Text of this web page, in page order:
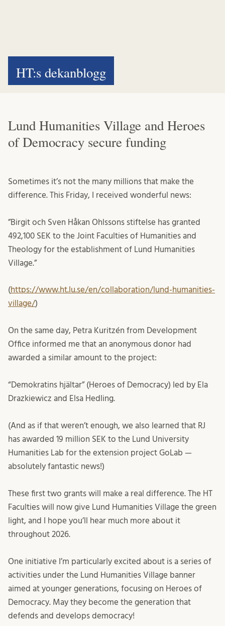
HT:s dekanblogg
Lund Humanities Village and Heroes
of Democracy secure funding
Sometimes it’s not the many millions that make the
difference. This Friday, I received wonderful news:
”Birgit och Sven Håkan Ohlssons stiftelse has granted
492,100 SEK to the Joint Faculties of Humanities and
Theology for the establishment of Lund Humanities
Village.”
(https://www.ht.lu.se/en/collaboration/lund-humanities-
village/)
On the same day, Petra Kuritzén from Development
Office informed me that an anonymous donor had
awarded a similar amount to the project:
“Demokratins hjältar” (Heroes of Democracy) led by Ela
Drazkiewicz and Elsa Hedling.
(And as if that weren’t enough, we also learned that RJ
has awarded 19 million SEK to the Lund University
Humanities Lab for the extension project GoLab —
absolutely fantastic news!)
These first two grants will make a real difference. The HT
Faculties will now give Lund Humanities Village the green
light, and I hope you’ll hear much more about it
throughout 2026.
One initiative I’m particularly excited about is a series of
activities under the Lund Humanities Village banner
aimed at younger generations, focusing on Heroes of
Democracy. May they become the generation that
defends and develops democracy!